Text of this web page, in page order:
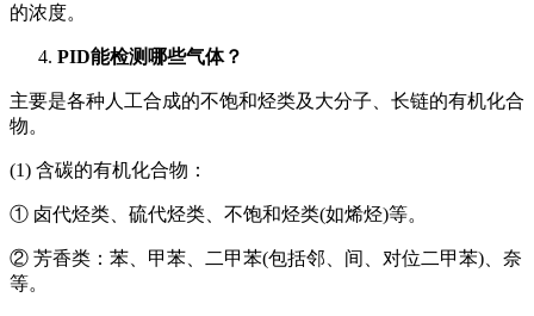
的浓度。
PID能检测哪些气体？
主要是各种人工合成的不饱和烃类及大分子、长链的有机化合
物。
(1) 含碳的有机化合物：
① 卤代烃类、硫代烃类、不饱和烃类(如烯烃)等。
② 芳香类：苯、甲苯、二甲苯(包括邻、间、对位二甲苯)、奈
等。